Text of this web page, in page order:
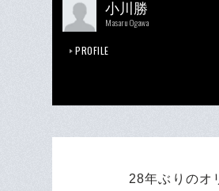
小川勝
Masaru Ogawa
PROFILE
28年ぶりのオ